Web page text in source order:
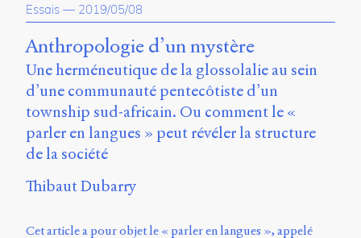
Charles-
Le
Moyne
Longueuil
(QC)
J4K
0B7
Canada
ISSN
3272
public
Essais — 2019/05/08
Anthropologie d’un mystère
Une herméneutique de la glossolalie au sein
d’une communauté pentecôtiste d’un
township sud-africain. Ou comment le «
parler en langues » peut révéler la structure
de la société
Thibaut Dubarry
Cet article a pour objet le « parler en langues », appelé